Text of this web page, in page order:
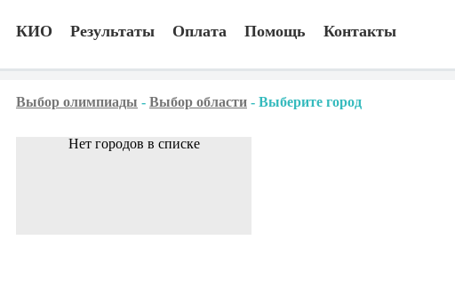
КИО Результаты Оплата Помощь Контакты
Выбор олимпиады - Выбор области - Выберите город
Нет городов в списке